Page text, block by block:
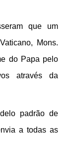
que um
Mons.
do Papa pelo
através da
padrão de
a todas as